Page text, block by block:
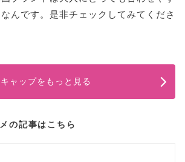
んです。是非チェックしてみてくださ
キャップをもっと見る
の記事はこちら